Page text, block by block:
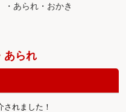
・あられ・おかき
あられ
れました！